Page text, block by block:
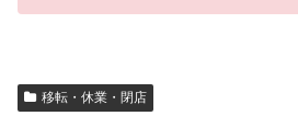
移転・休業・閉店